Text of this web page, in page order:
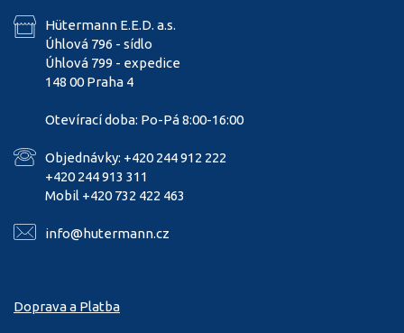
Hütermann E.E.D. a.s.
Úhlová 796 - sídlo
Úhlová 799 - expedice
148 00 Praha 4
Otevírací doba: Po-Pá 8:00-16:00
Objednávky: +420 244 912 222
+420 244 913 311
Mobil +420 732 422 463
info@hutermann.cz
Doprava a Platba